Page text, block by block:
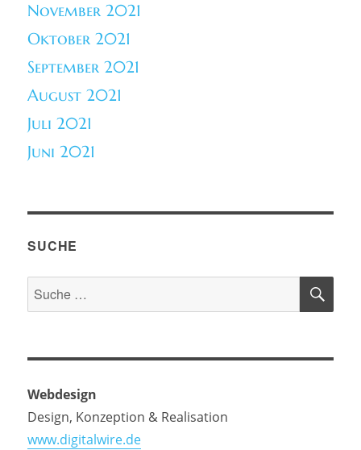
November 2021
Oktober 2021
September 2021
August 2021
Juli 2021
Juni 2021
SUCHE
Suche
nach:
Webdesign
Design, Konzeption & Realisation
www.digitalwire.de